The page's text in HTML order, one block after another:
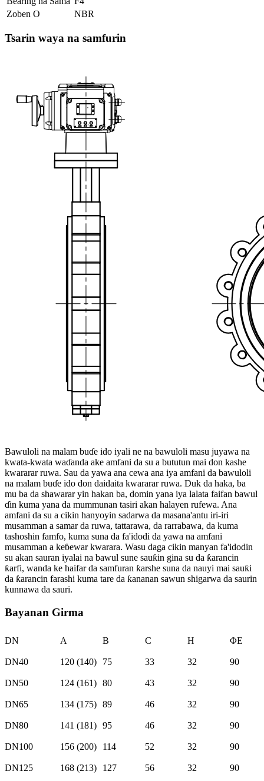
Zoben O
NBR
Tsarin waya na samfurin
Bawuloli na malam buɗe ido iyali ne na bawuloli masu juyawa na
kwata-kwata waɗanda ake amfani da su a bututun mai don kashe
kwararar ruwa. Sau da yawa ana cewa ana iya amfani da bawuloli
na malam buɗe ido don daidaita kwararar ruwa. Duk da haka, ba
mu ba da shawarar yin hakan ba, domin yana iya lalata faifan bawul
ɗin kuma yana da mummunan tasiri akan halayen rufewa. Ana
amfani da su a cikin hanyoyin sadarwa da masana'antu iri-iri
musamman a samar da ruwa, tattarawa, da rarrabawa, da kuma
tashoshin famfo, kuma suna da fa'idodi da yawa na amfani
musamman a keɓewar kwarara. Wasu daga cikin manyan fa'idodin
su akan sauran iyalai na bawul sune sauƙin gina su da ƙarancin
ƙarfi, wanda ke haifar da samfuran ƙarshe suna da nauyi mai sauƙi
da ƙarancin farashi kuma tare da ƙananan sawun shigarwa da saurin
kunnawa da sauri.
Bayanan Girma
DN A B C H ΦE
DN40 120 (140) 75 33 32 90
DN50 124 (161) 80 43 32 90
DN65 134 (175) 89 46 32 90
DN80 141 (181) 95 46 32 90
DN100 156 (200) 114 52 32 90
DN125 168 (213) 127 56 32 90